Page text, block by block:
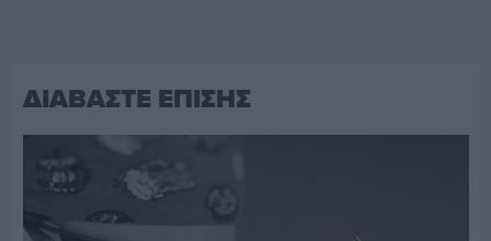
ΔΙΑΒΑΣΤΕ ΕΠΙΣΗΣ